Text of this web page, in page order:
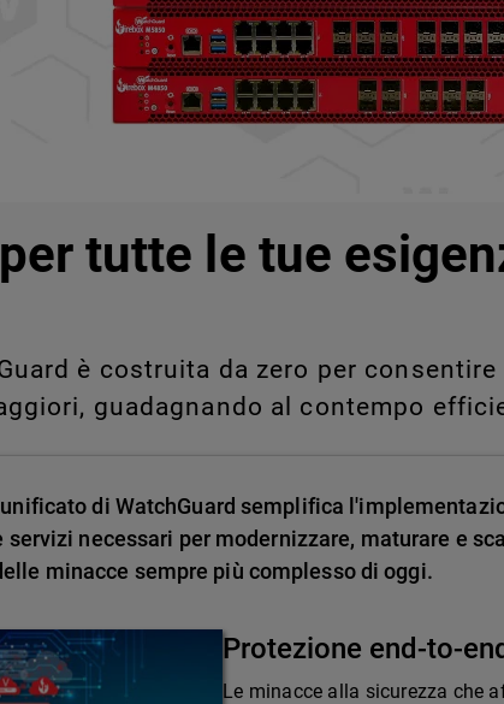
AI e Shadow
su larga scala.
tutte le tue
è costruita da zero per
guadagnando al contempo
unificato di WatchGuard semplifica
servizi necessari per modernizzare, maturare e
minacce sempre più complesso di oggi.
Protezione end-to-
Le minacce alla sicurezza che